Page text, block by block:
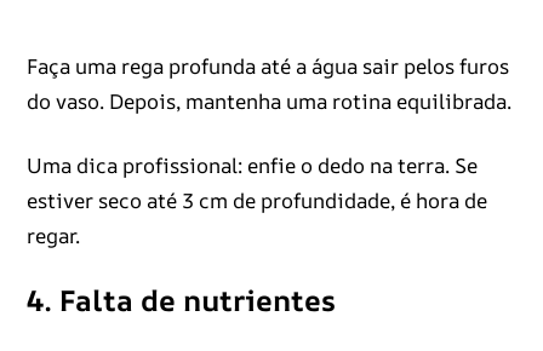
Faça uma rega profunda até a água sair pelos furos
do vaso. Depois, mantenha uma rotina equilibrada.
Uma dica profissional: enfie o dedo na terra. Se
estiver seco até 3 cm de profundidade, é hora de
regar.
4. Falta de nutrientes